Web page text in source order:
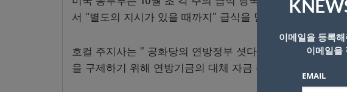
서 “별도의 지시가 있을 때까지” 급식을 멈추라고 지시했다.
호컬 주지사는 ” 공화당의 연방정부 셧다운이 계속되는데
을 구제하기 위해 연방기금의 대체 자금 수십억 달러를 풀기
이메일을 등록
이메일을
EMAIL